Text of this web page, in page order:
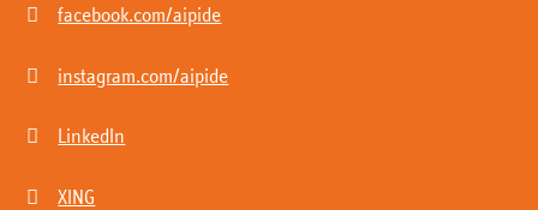
 facebook.com/aipide
 instagram.com/aipide
 LinkedIn
 XING